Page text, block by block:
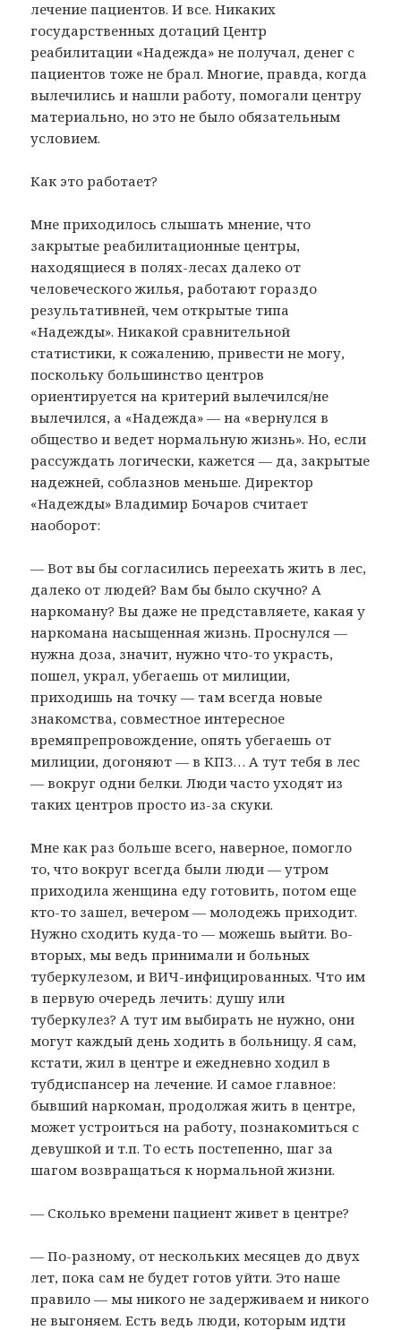
лечение пациентов. И все. Никаких
государственных дотаций Центр
реабилитации «Надежда» не получал, денег с
пациентов тоже не брал. Многие, правда, когда
вылечились и нашли работу, помогали центру
материально, но это не было обязательным
условием.
Как это работает?
Мне приходилось слышать мнение, что
закрытые реабилитационные центры,
находящиеся в полях-лесах далеко от
человеческого жилья, работают гораздо
результативней, чем открытые типа
«Надежды». Никакой сравнительной
статистики, к сожалению, привести не могу,
поскольку большинство центров
ориентируется на критерий вылечился/не
вылечился, а «Надежда» — на «вернулся в
общество и ведет нормальную жизнь». Но, если
рассуждать логически, кажется — да, закрытые
надежней, соблазнов меньше. Директор
«Надежды» Владимир Бочаров считает
наоборот:
— Вот вы бы согласились переехать жить в лес,
далеко от людей? Вам бы было скучно? А
наркоману? Вы даже не представляете, какая у
наркомана насыщенная жизнь. Проснулся —
нужна доза, значит, нужно что-то украсть,
пошел, украл, убегаешь от милиции,
приходишь на точку — там всегда новые
знакомства, совместное интересное
времяпрепровождение, опять убегаешь от
милиции, догоняют — в КПЗ… А тут тебя в лес
— вокруг одни белки. Люди часто уходят из
таких центров просто из-за скуки.
Мне как раз больше всего, наверное, помогло
то, что вокруг всегда были люди — утром
приходила женщина еду готовить, потом еще
кто-то зашел, вечером — молодежь приходит.
Нужно сходить куда-то — можешь выйти. Во-
вторых, мы ведь принимали и больных
туберкулезом, и ВИЧ-инфицированных. Что им
в первую очередь лечить: душу или
туберкулез? А тут им выбирать не нужно, они
могут каждый день ходить в больницу. Я сам,
кстати, жил в центре и ежедневно ходил в
тубдиспансер на лечение. И самое главное:
бывший наркоман, продолжая жить в центре,
может устроиться на работу, познакомиться с
девушкой и т.п. То есть постепенно, шаг за
шагом возвращаться к нормальной жизни.
— Сколько времени пациент живет в центре?
— По-разному, от нескольких месяцев до двух
лет, пока сам не будет готов уйти. Это наше
правило — мы никого не задерживаем и никого
не выгоняем. Есть ведь люди, которым идти